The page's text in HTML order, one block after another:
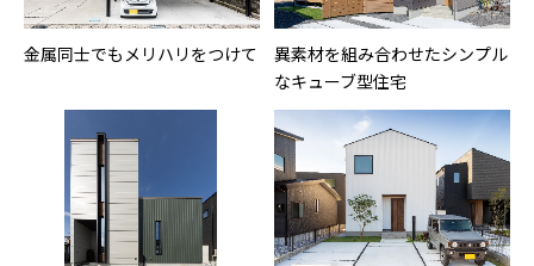
金属同士でもメリハリをつけて
異素材を組み合わせたシンプル
なキューブ型住宅